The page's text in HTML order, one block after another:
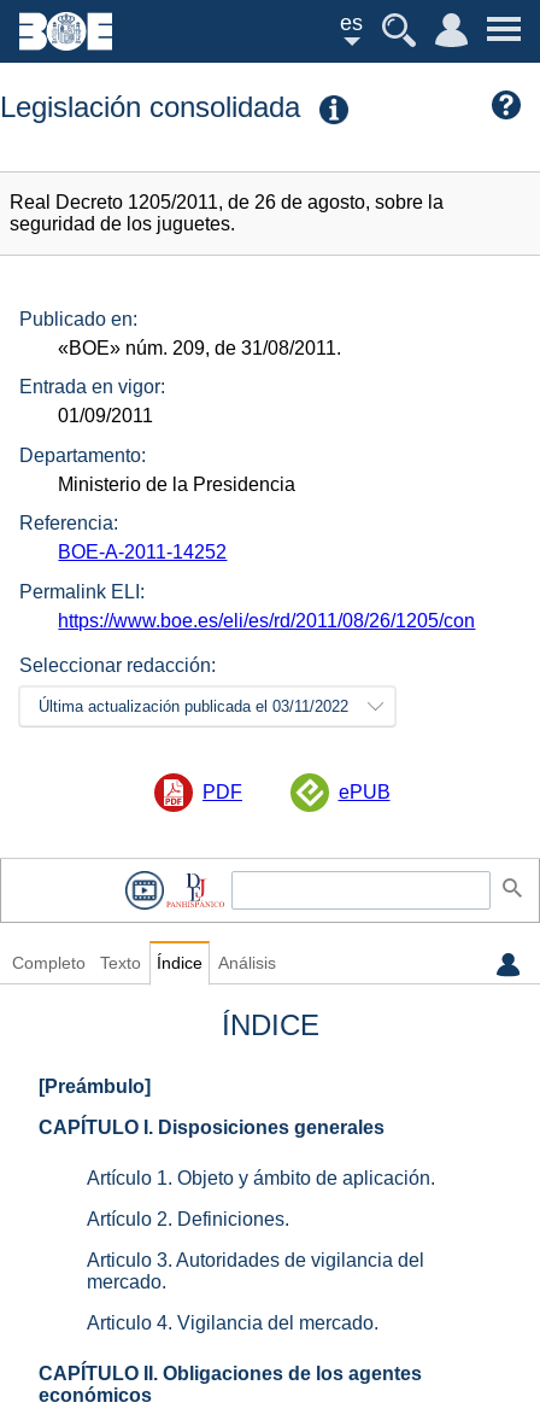
es
Legislación consolidada
Real Decreto 1205/2011, de 26 de agosto, sobre la
seguridad de los juguetes.
Publicado en:
«BOE» núm. 209, de 31/08/2011.
Entrada en vigor:
01/09/2011
Departamento:
Ministerio de la Presidencia
Referencia:
BOE-A-2011-14252
Permalink ELI:
https://www.boe.es/eli/es/rd/2011/08/26/1205/con
Seleccionar redacción:
Última actualización publicada el 03/11/2022
PDF ePUB
Completo Texto Índice Análisis
ÍNDICE
[Preámbulo]
CAPÍTULO I. Disposiciones generales
Artículo 1. Objeto y ámbito de aplicación.
Artículo 2. Definiciones.
Articulo 3. Autoridades de vigilancia del
mercado.
Articulo 4. Vigilancia del mercado.
CAPÍTULO II. Obligaciones de los agentes
económicos